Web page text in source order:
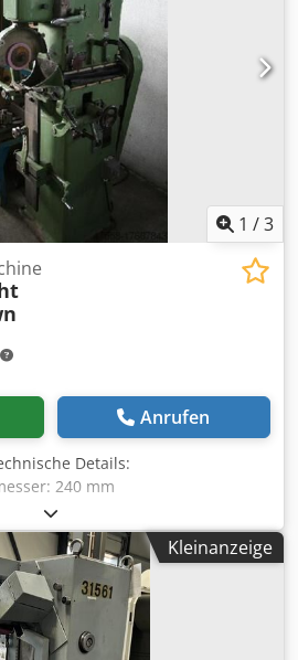
bis 120 mm Spanwinkel: - 15° bis
0° bis 6° Radialfreiwinkel: - 4°
max. 125 mm
mm Anschlusswert: ca. 1,1 kW
ca. 1150 kg Abmessungen L x B x H:
Farbe: Grün
1 /3
Anrufen
Details:
240 mm
600 mm Gesamtleistungsbedarf:
ca.: 600 kg
Maschine führt
aus Dcodpfx Abou Ng Edjmsk
weitergeführt Schleifscheiben
für Vorschub(0,37 KW)
*
Kleinanzeige